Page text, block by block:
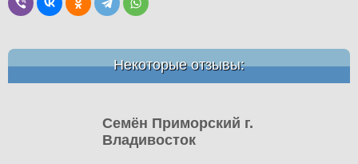
Некоторые отзывы:
Семён Приморский г.
Владивосток